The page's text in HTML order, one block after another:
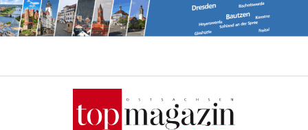
Verkaufsstellen